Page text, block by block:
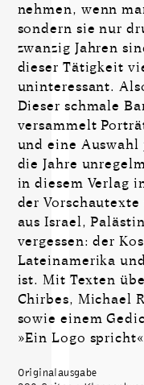
nehmen, wenn
sondern sie nur
zwanzig Jahren
dieser Tätigkeit
uninteressant.
Dieser schmale
versammelt
und eine
die Jahre
in diesem Verlag
der
aus Israel,
vergessen: der
Lateinamerika
ist. Mit Texten
Chirbes, Michael
sowie einem
»Ein Logo
Originalausgabe